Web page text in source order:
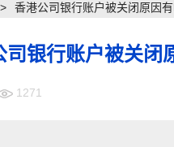
> 香港公司银行账户被关闭原因
司银行账户被关闭
1271